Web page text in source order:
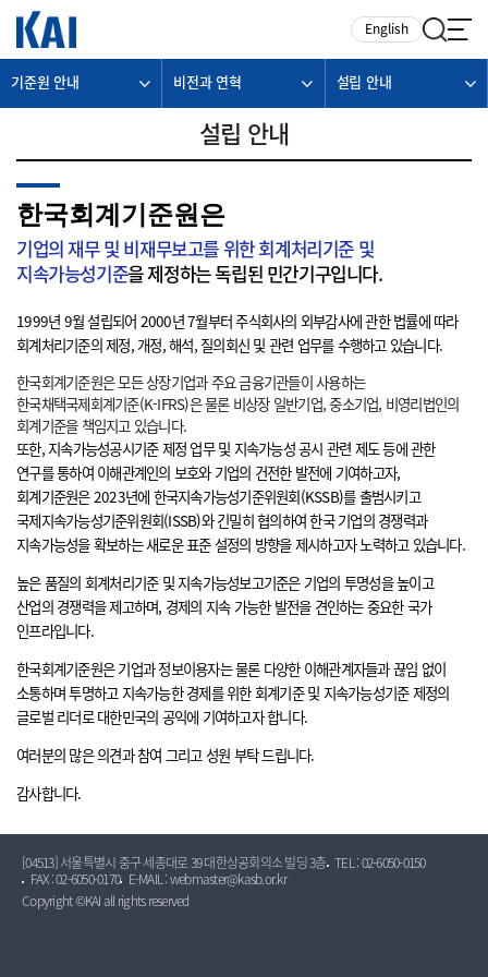
English
기준원 안내 비전과 연혁 설립 안내
설립 안내
한국회계기준원은
기업의 재무 및 비재무보고를 위한 회계처리기준 및
지속가능성기준을 제정하는 독립된 민간기구입니다.
1999년 9월 설립되어 2000년 7월부터 주식회사의 외부감사에 관한 법률에 따라
회계처리기준의 제정, 개정, 해석, 질의회신 및 관련 업무를 수행하고 있습니다.
한국회계기준원은 모든 상장기업과 주요 금융기관들이 사용하는
한국채택국제회계기준(K-IFRS)은 물론 비상장 일반기업, 중소기업, 비영리법인의
회계기준을 책임지고 있습니다.
또한, 지속가능성공시기준 제정 업무 및 지속가능성 공시 관련 제도 등에 관한
연구를 통하여 이해관계인의 보호와 기업의 건전한 발전에 기여하고자,
회계기준원은 2023년에 한국지속가능성기준위원회(KSSB)를 출범시키고
국제지속가능성기준위원회(ISSB)와 긴밀히 협의하여 한국 기업의 경쟁력과
지속가능성을 확보하는 새로운 표준 설정의 방향을 제시하고자 노력하고 있습니다.
높은 품질의 회계처리기준 및 지속가능성보고기준은 기업의 투명성을 높이고
산업의 경쟁력을 제고하며, 경제의 지속 가능한 발전을 견인하는 중요한 국가
인프라입니다.
한국회계기준원은 기업과 정보이용자는 물론 다양한 이해관계자들과 끊임 없이
소통하며 투명하고 지속가능한 경제를 위한 회계기준 및 지속가능성기준 제정의
글로벌 리더로 대한민국의 공익에 기여하고자 합니다.
여러분의 많은 의견과 참여 그리고 성원 부탁 드립니다.
감사합니다.
[04513] 서울특별시 중구 세종대로 39 대한상공회의소 빌딩 3층 TEL : 02-6050-0150
FAX : 02-6050-0170
E-MAIL : webmaster@kasb.or.kr
Copyright ©KAI all rights reserved